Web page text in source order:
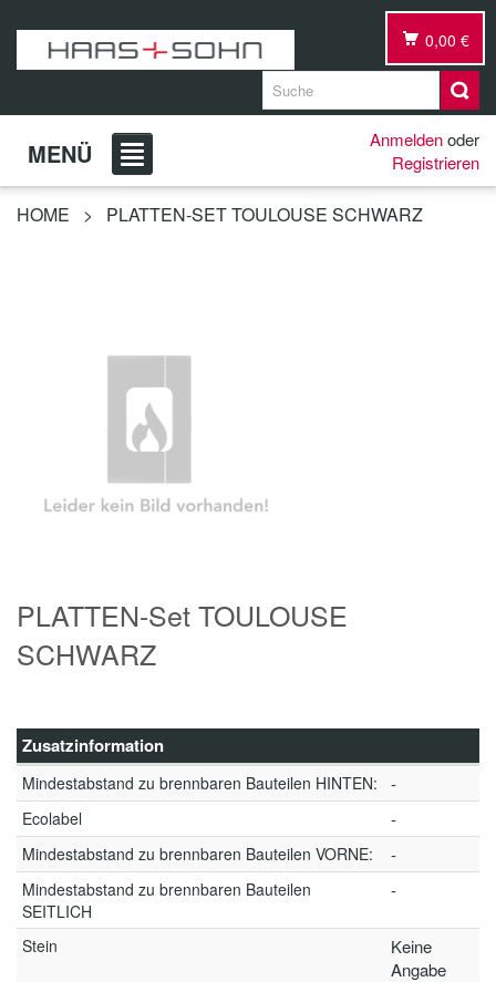
0,00 €
MENÜ Anmeldenoder
Registrieren
HOME > PLATTEN-SET TOULOUSE SCHWARZ
PLATTEN-Set TOULOUSE
SCHWARZ
Zusatzinformation
Mindestabstand zu brennbaren Bauteilen HINTEN: -
Ecolabel -
Mindestabstand zu brennbaren Bauteilen VORNE: -
Mindestabstand zu brennbaren Bauteilen
SEITLICH
-
Stein
Keine
Angabe